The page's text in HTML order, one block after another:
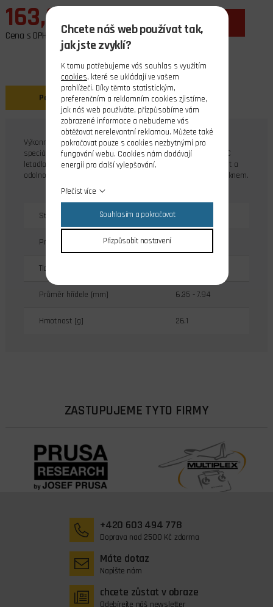
163,00 Kč
Cena s DPH
do košíku
Popis
Výkonné vrtule pro R/C modely letadel - řada GF. Řada GF je
speciálně navržena pro sportovní létání a vysoce výkonné R/C
letadla s elektro nebo benzínovým motorem. Pro max.pevnost a
odolnost jsou vyrobeny z kompozitu vyztuženého skelným vláknem.
Stoupání [m] 0.127
Průměr vrtule [mm]
Tloušťka středu [mm]
Průměr hřídele [mm] 6.35 - 7.94
Hmotnost [g] 26.1
ZASTUPUJEME TYTO FIRMY
+420 603 494 778
Doprava nad 2500 Kč zdarma
Máte dotaz
Napište nám
chcete zůstat v obraze
Odebírejte náš newsletter
Chcete náš web používat tak,
jak jste zvyklí?
K tomu potřebujeme váš souhlas s využitím
cookies, které se ukládají ve vašem
prohlížeči. Díky těmto statistickým,
preferenčním a reklamním cookies zjistíme,
jak náš web používáte, přizpůsobíme vám
zobrazené informace a nebudeme vás
obtěžovat nerelevantní reklamou. Můžete také
pokračovat pouze s cookies nezbytnými pro
fungování webu. Cookies nám dodávají
energii pro další vylepšování.
Přečíst více
Souhlasím a pokračovat
Přizpůsobit nastavení